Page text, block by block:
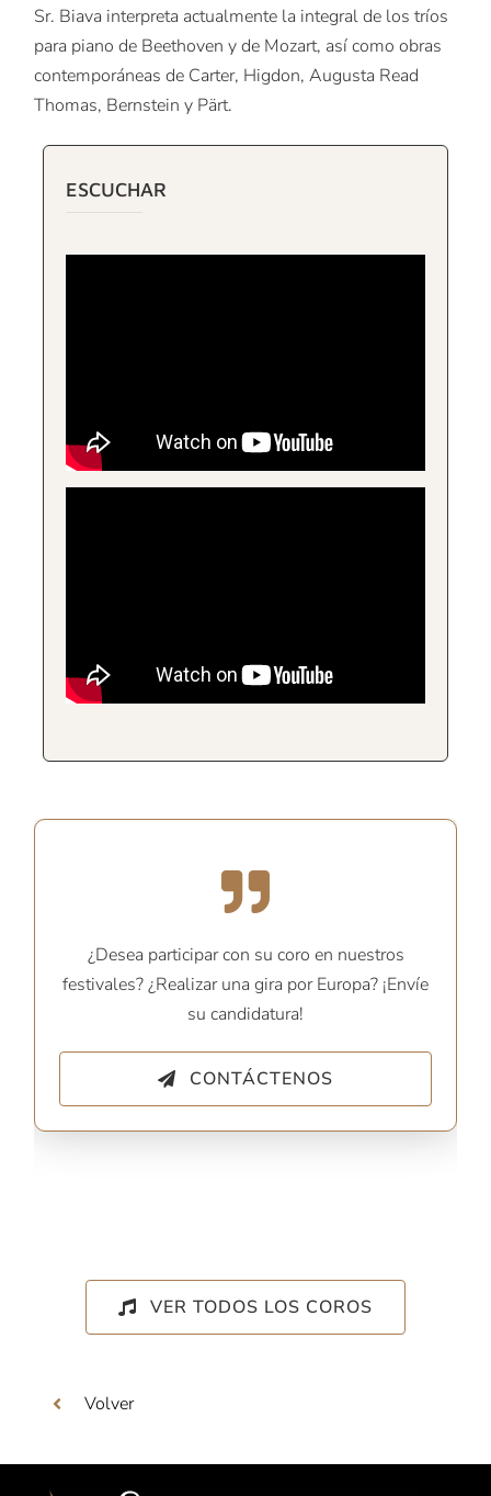
Sr. Biava interpreta actualmente la integral de los tríos
para piano de Beethoven y de Mozart, así como obras
contemporáneas de Carter, Higdon, Augusta Read
Thomas, Bernstein y Pärt.
ESCUCHAR
¿Desea participar con su coro en nuestros
festivales? ¿Realizar una gira por Europa? ¡Envíe
su candidatura!
CONTÁCTENOS
VER TODOS LOS COROS
Volver